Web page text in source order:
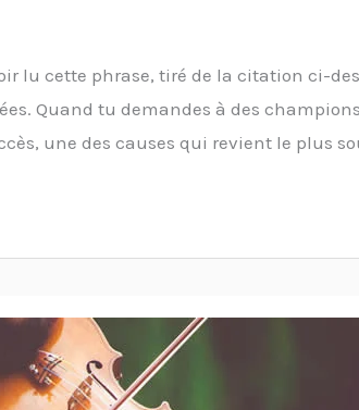
lu cette phrase, tiré de la citation ci-
Quand tu demandes à des
une des causes qui revient le plus